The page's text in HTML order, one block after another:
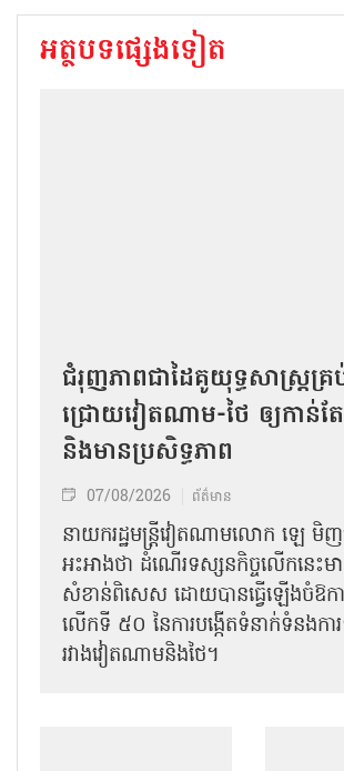
អត្ថបទផ្សេងទៀត
ជំរុញភាពជាដៃគូយុទ្ធសាស្ត្រគ្រ
ជ្រោយវៀតណាម-ថៃ ឲ្យកាន់តែ
និងមានប្រសិទ្ធភាព
07/08/2026 ព័ត៌មាន
នាយករដ្ឋមន្ត្រីវៀតណាមលោក ឡេ មិ
អះអាងថា ដំណើរទស្សនកិច្ចលើកនេះម
សំខាន់ពិសេស ដោយបានធ្វើឡើងចំឱ
លើកទី ៥០ នៃការបង្កើតទំនាក់ទំនងកា
រវាងវៀតណាមនិងថៃ។